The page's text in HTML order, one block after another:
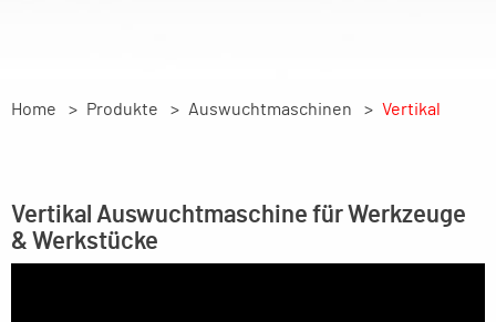
Home Produkte Auswuchtmaschinen Vertikal
Vertikal Auswuchtmaschine für Werkzeuge
& Werkstücke